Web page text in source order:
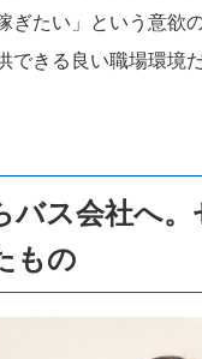
ぎたい」という意欲
できる良い職場環境
バス会社へ
もの